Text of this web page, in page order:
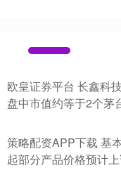
欧皇证券平台 长鑫科
盘中市值约等于2个茅
策略配资APP下载 基
起部分产品价格预计